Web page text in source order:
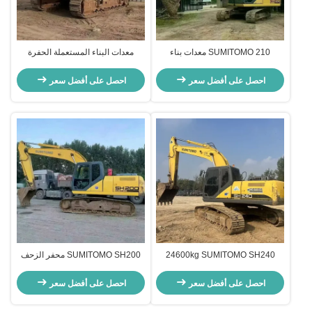
SUMITOMO 210 معدات بناء
للطرق
احصل على أفضل سعر
معدات البناء المستعملة الحفرة
مع المواد
احصل على أفضل سعر
24600kg SUMITOMO SH240
احصل على أفضل سعر
SUMITOMO SH200 محفر الزحف
انخفاض الاستهلاك
احصل على أفضل سعر